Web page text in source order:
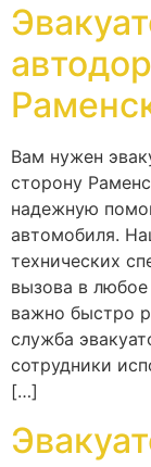
Вам нужен
сторону
надежную
автомобиля.
технических
вызова в
важно быстро
служба
сотрудники
[…]